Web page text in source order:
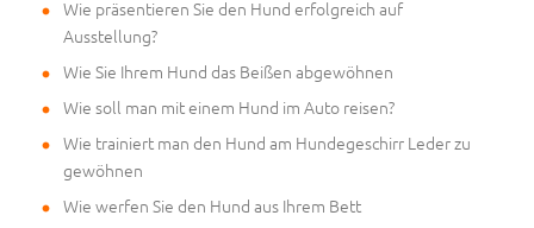
Wie präsentieren Sie den Hund erfolgreich auf
Ausstellung?
Wie Sie Ihrem Hund das Beißen abgewöhnen
Wie soll man mit einem Hund im Auto reisen?
Wie trainiert man den Hund am Hundegeschirr Leder zu
gewöhnen
Wie werfen Sie den Hund aus Ihrem Bett